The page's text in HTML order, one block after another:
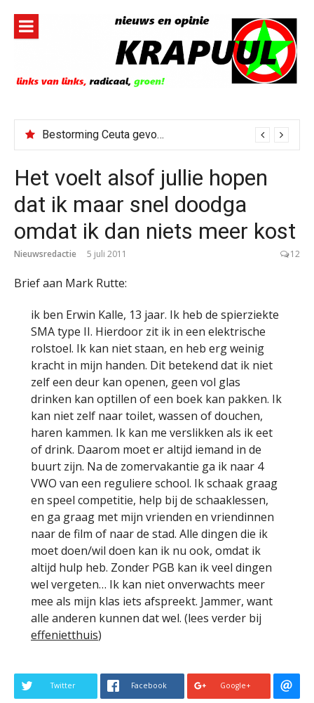
inhoud
Bestorming Ceuta gevolg van op sociale media verspreide hoax?
Het voelt alsof jullie hopen
dat ik maar snel doodga
omdat ik dan niets meer kost
Nieuwsredactie 5 juli 2011 12
Brief aan Mark Rutte:
ik ben Erwin Kalle, 13 jaar. Ik heb de spierziekte
SMA type II. Hierdoor zit ik in een elektrische
rolstoel. Ik kan niet staan, en heb erg weinig
kracht in mijn handen. Dit betekend dat ik niet
zelf een deur kan openen, geen vol glas
drinken kan optillen of een boek kan pakken. Ik
kan niet zelf naar toilet, wassen of douchen,
haren kammen. Ik kan me verslikken als ik eet
of drink. Daarom moet er altijd iemand in de
buurt zijn. Na de zomervakantie ga ik naar 4
VWO van een reguliere school. Ik schaak graag
en speel competitie, help bij de schaaklessen,
en ga graag met mijn vrienden en vriendinnen
naar de film of naar de stad. Alle dingen die ik
moet doen/wil doen kan ik nu ook, omdat ik
altijd hulp heb. Zonder PGB kan ik veel dingen
wel vergeten… Ik kan niet onverwachts meer
mee als mijn klas iets afspreekt. Jammer, want
alle anderen kunnen dat wel. (lees verder bij
effenietthuis)
Twitter Facebook Google+